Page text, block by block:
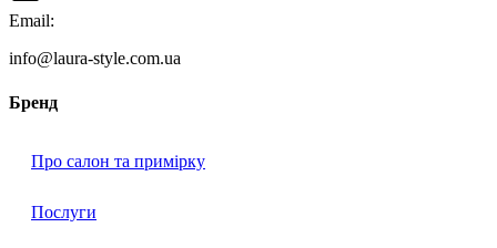
Email:
info@laura-style.com.ua
Бренд
Про салон та примірку
Послуги